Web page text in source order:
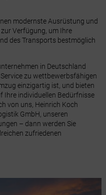
modernste Ausrüstung und
Verfügung, um Ihre
des Transports bestmöglich
in Deutschland
zu wettbewerbsfähigen
einzigartig ist, und bieten
Ihre individuellen Bedürfnisse
von uns, Heinrich Koch
GmbH, unseren
– dann werden Sie
zufriedenen